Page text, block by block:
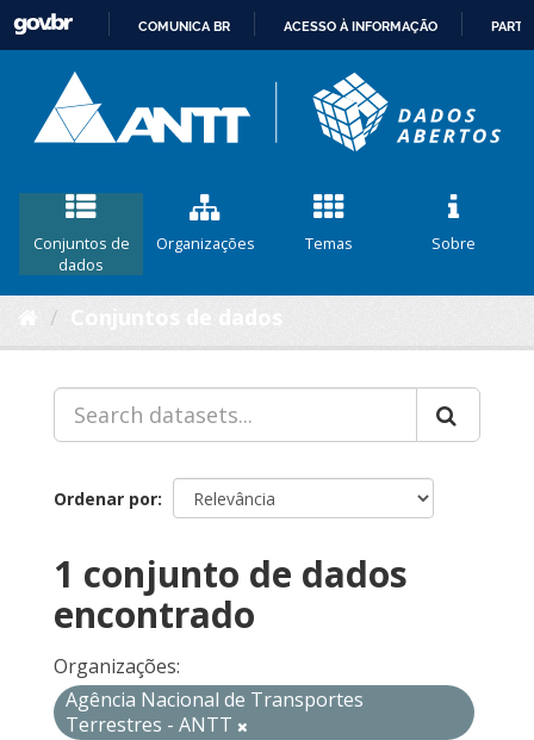
CONTEÚDO
COMUNICA BR ACESSO À INFORMAÇÃO
Conjuntos de
dados
Organizações Temas Sobre
Ordenar por
1 conjunto de dados
encontrado
Organizações:
Agência Nacional de Transportes
Terrestres - ANTT